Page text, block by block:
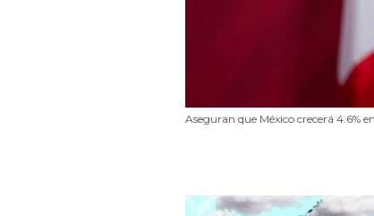
Aseguran que México crecerá 4.6%